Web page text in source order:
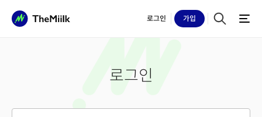
로그인 가입
로그인